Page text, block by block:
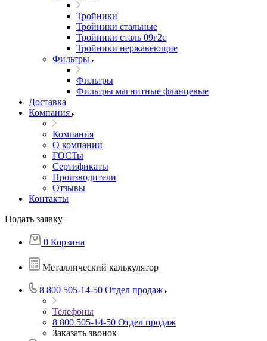
Тройники
Тройники стальные
Тройники сталь 09г2с
Тройники нержавеющие
Фильтры
Фильтры
Фильтры магнитные фланцевые
Доставка
Компания
Компания
О компании
ГОСТы
Сертификаты
Производители
Отзывы
Контакты
Подать заявку
0 Корзина
Металлический калькулятор
8 800 505-14-50 Отдел продаж
Телефоны
8 800 505-14-50 Отдел продаж
Заказать звонок